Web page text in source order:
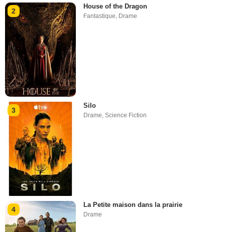
2
House of the Dragon
Fantastique Drame
3
Silo
Drame,Science Fiction
4
La Petite maison dans la prairie
Drame